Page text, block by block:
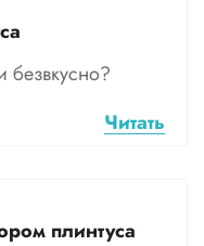
безвкусно?
Читать
плинтуса